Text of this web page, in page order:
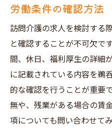
労働条件の確認方法
訪問介護の求人を検討する
と確認することが不可欠で
間、休日、福利厚生の詳細
に記載されている内容を鵜
的な確認を行うことが重要
無や、残業がある場合の賃
項についても問い合わせて